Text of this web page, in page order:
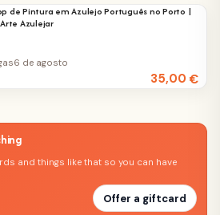
de Pintura em Azulejo Português no Porto |
Azulejar
35,00€
6 de agosto
and things like that so you can have
Offer a giftcard